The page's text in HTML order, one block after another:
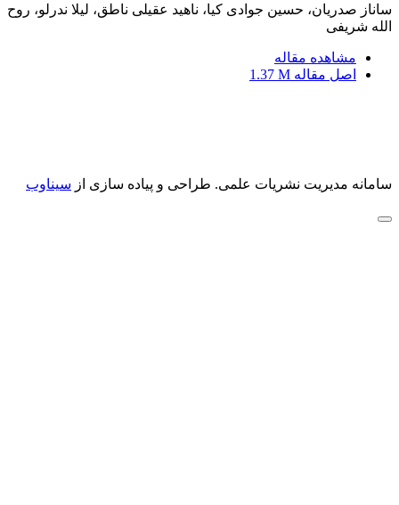
ساناز صدریان، حسین جوادی کیا، ناهید عقیلی ناطق، لیلا ندرلو، روح
الله شریفی
مشاهده مقاله
اصل مقاله 1.37 M
سامانه مدیریت نشریات علمی. طراحی و پیاده سازی از سیناوب